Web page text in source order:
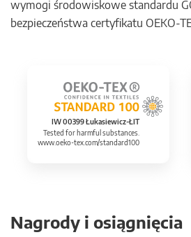
wymogi środowiskowe standardu
bezpieczeństwa certyfikatu OEKO-
IW 00399 Łukasiewicz-ŁIT
Tested for harmful substances.
www.oeko-tex.com/standard100
Nagrody i osiągnięcia